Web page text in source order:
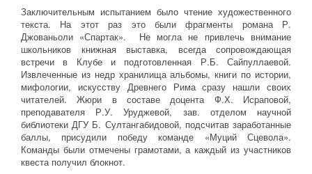
Заключительным испытанием было чтение художественного
текста. На этот раз это были фрагменты романа Р.
Джованьоли «Спартак». Не могла не привлечь внимание
школьников книжная выставка, всегда сопровождающая
встречи в Клубе и подготовленная Р.Б. Сайпуллаевой.
Извлеченные из недр хранилища альбомы, книги по истории,
мифологии, искусству Древнего Рима сразу нашли своих
читателей. Жюри в составе доцента Ф.Х. Исраповой,
преподавателя Р.У. Уруджевой, зав. отделом научной
библиотеки ДГУ Б. Султангабидовой, подсчитав заработанные
баллы, присудили победу команде «Муций Сцевола».
Команды были отмечены грамотами, а каждый из участников
квеста получил блокнот.